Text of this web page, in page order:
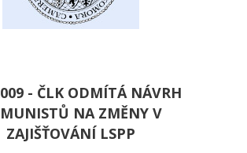
- ČLK ODMÍTÁ NÁVRH
NA ZMĚNY V
ZAJIŠŤOVÁNÍ LSPP